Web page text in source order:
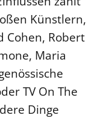
Künstlern,
Cohen, Robert
Maria
TV On The
Dinge